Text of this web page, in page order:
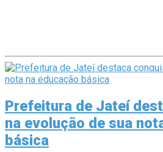
Prefeitura de Jateí
na evolução de sua
básica